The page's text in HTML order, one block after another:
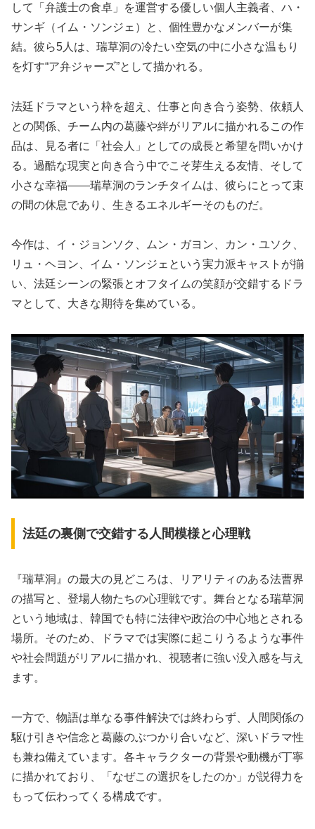
して「弁護士の食卓」を運営する優しい個人主義者、ハ・
サンギ（イム・ソンジェ）と、個性豊かなメンバーが集
結。彼ら5人は、瑞草洞の冷たい空気の中に小さな温もり
を灯す“ア弁ジャーズ”として描かれる。
法廷ドラマという枠を超え、仕事と向き合う姿勢、依頼人
との関係、チーム内の葛藤や絆がリアルに描かれるこの作
品は、見る者に「社会人」としての成長と希望を問いかけ
る。過酷な現実と向き合う中でこそ芽生える友情、そして
小さな幸福——瑞草洞のランチタイムは、彼らにとって束
の間の休息であり、生きるエネルギーそのものだ。
今作は、イ・ジョンソク、ムン・ガヨン、カン・ユソク、
リュ・ヘヨン、イム・ソンジェという実力派キャストが揃
い、法廷シーンの緊張とオフタイムの笑顔が交錯するドラ
マとして、大きな期待を集めている。
法廷の裏側で交錯する人間模様と心理戦
『瑞草洞』の最大の見どころは、リアリティのある法曹界
の描写と、登場人物たちの心理戦です。舞台となる瑞草洞
という地域は、韓国でも特に法律や政治の中心地とされる
場所。そのため、ドラマでは実際に起こりうるような事件
や社会問題がリアルに描かれ、視聴者に強い没入感を与え
ます。
一方で、物語は単なる事件解決では終わらず、人間関係の
駆け引きや信念と葛藤のぶつかり合いなど、深いドラマ性
も兼ね備えています。各キャラクターの背景や動機が丁寧
に描かれており、「なぜこの選択をしたのか」が説得力を
もって伝わってくる構成です。